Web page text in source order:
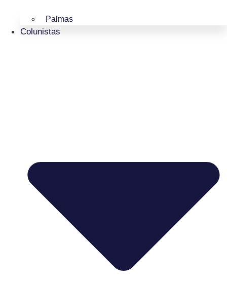
Palmas
Colunistas